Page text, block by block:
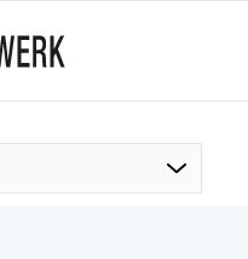
voor de